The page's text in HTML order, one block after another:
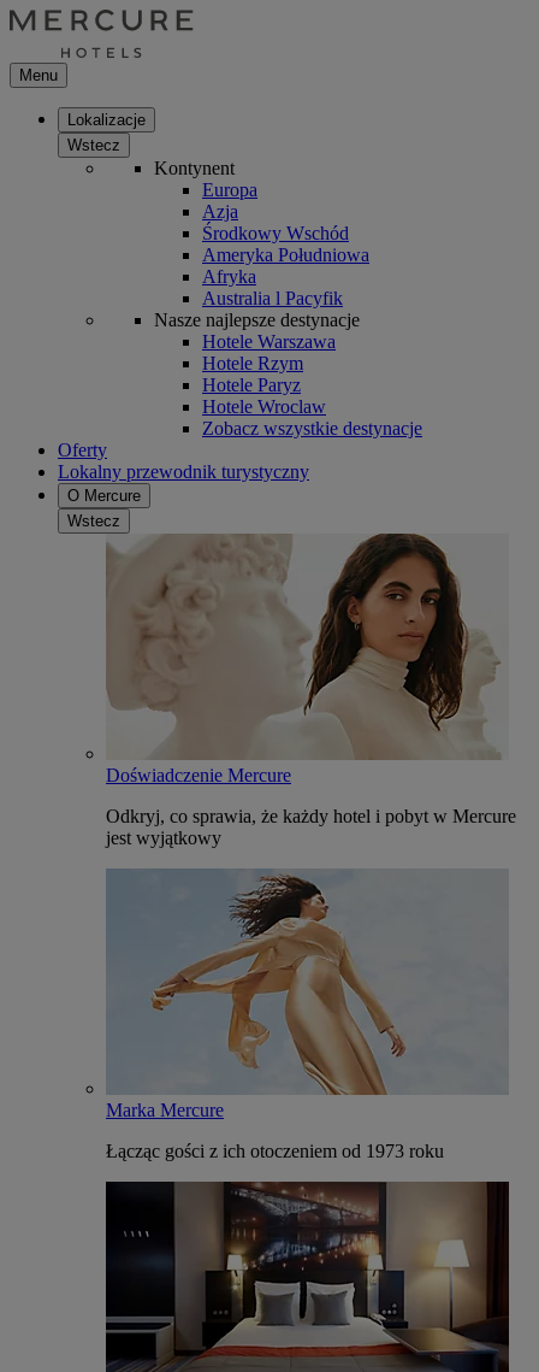
Menu
Lokalizacje
Wstecz
Kontynent
Europa
Azja
Środkowy Wschód
Ameryka Południowa
Afryka
Australia l Pacyfik
Nasze najlepsze destynacje
Hotele Warszawa
Hotele Rzym
Hotele Paryz
Hotele Wroclaw
Zobacz wszystkie destynacje
Oferty
Lokalny przewodnik turystyczny
O Mercure
Wstecz
Doświadczenie Mercure
Odkryj, co sprawia, że każdy hotel i pobyt w Mercure
jest wyjątkowy
Marka Mercure
Łącząc gości z ich otoczeniem od 1973 roku